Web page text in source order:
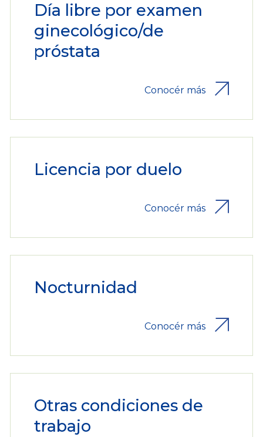
Día libre por examen
ginecológico/de
próstata
Conocér más
Licencia por duelo
Conocér más
Nocturnidad
Conocér más
Otras condiciones de
trabajo